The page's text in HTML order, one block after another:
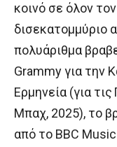
κοινό σε όλον
δισεκατομμύριο
πολυάριθμα
Grammy για την
Ερμηνεία (για
Μπαχ, 2025), το
από το BBC